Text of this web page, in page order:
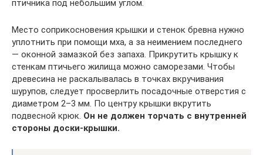
птичника под небольшим углом.
Место соприкосновения крышки и стенок бревна нужно
уплотнить при помощи мха, а за неимением последнего
— оконной замазкой без запаха. Прикрутить крышку к
стенкам птичьего жилища можно саморезами. Чтобы
древесина не раскалывалась в точках вкручивания
шурупов, следует просверлить посадочные отверстия с
диаметром 2–3 мм. По центру крышки вкрутить
подвесной крюк. Он не должен торчать с внутренней
стороны доски-крышки.